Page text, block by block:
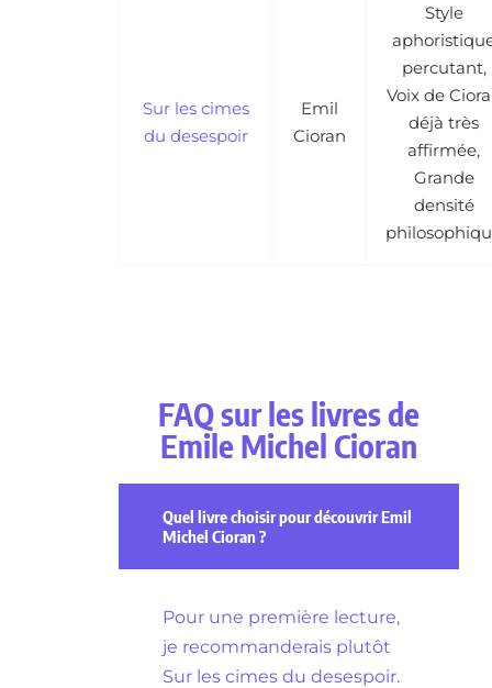
Sur les cimes
du desespoir
Emil
Cioran
Style
percutant,
Voix de
déjà très
affirmée,
Grande
densité
FAQ sur les livres de
Emile Michel Cioran
Quel livre choisir pour découvrir Emil
Michel Cioran ?
Pour une première lecture,
je recommanderais plutôt
Sur les cimes du desespoir.